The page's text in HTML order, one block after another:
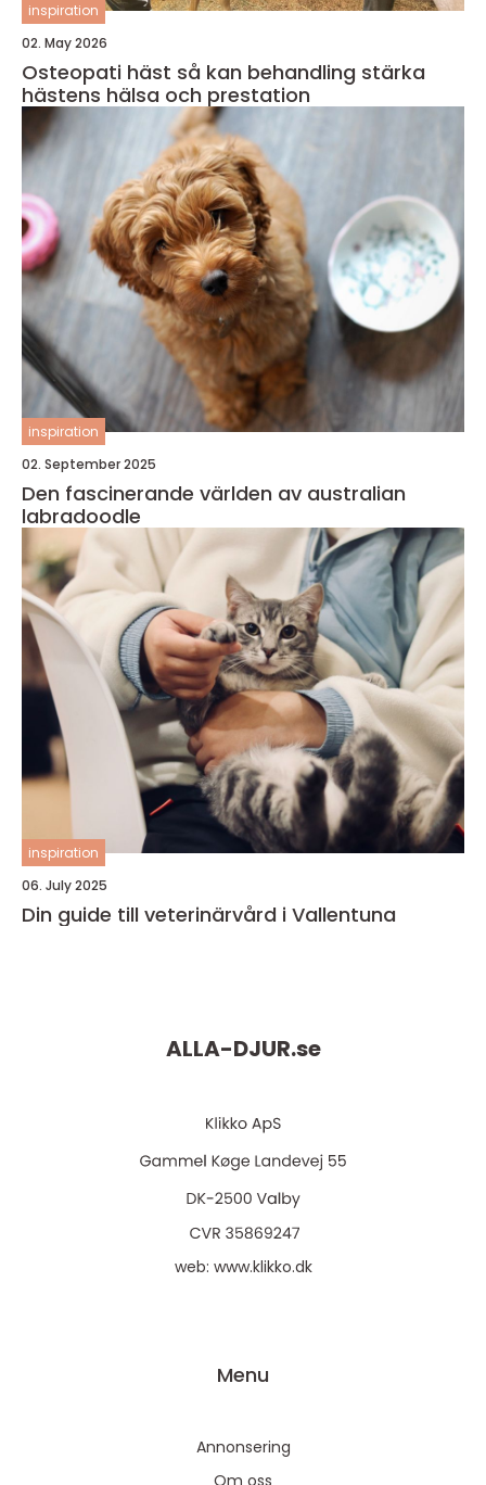
inspiration
02. May 2026
Osteopati häst så kan behandling stärka
hästens hälsa och prestation
inspiration
02. September 2025
Den fascinerande världen av australian
labradoodle
inspiration
06. July 2025
Din guide till veterinärvård i Vallentuna
ALLA-DJUR.se
web: www.klikko.dk
Menu
Annonsering